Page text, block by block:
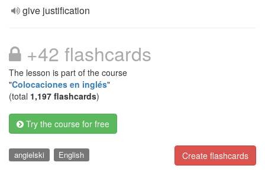
give justification
+42 flashcards
The lesson is part of the course
"Colocaciones en inglés"
(total 1,197 flashcards)
Try the course for free
Create flashcards
angielski English